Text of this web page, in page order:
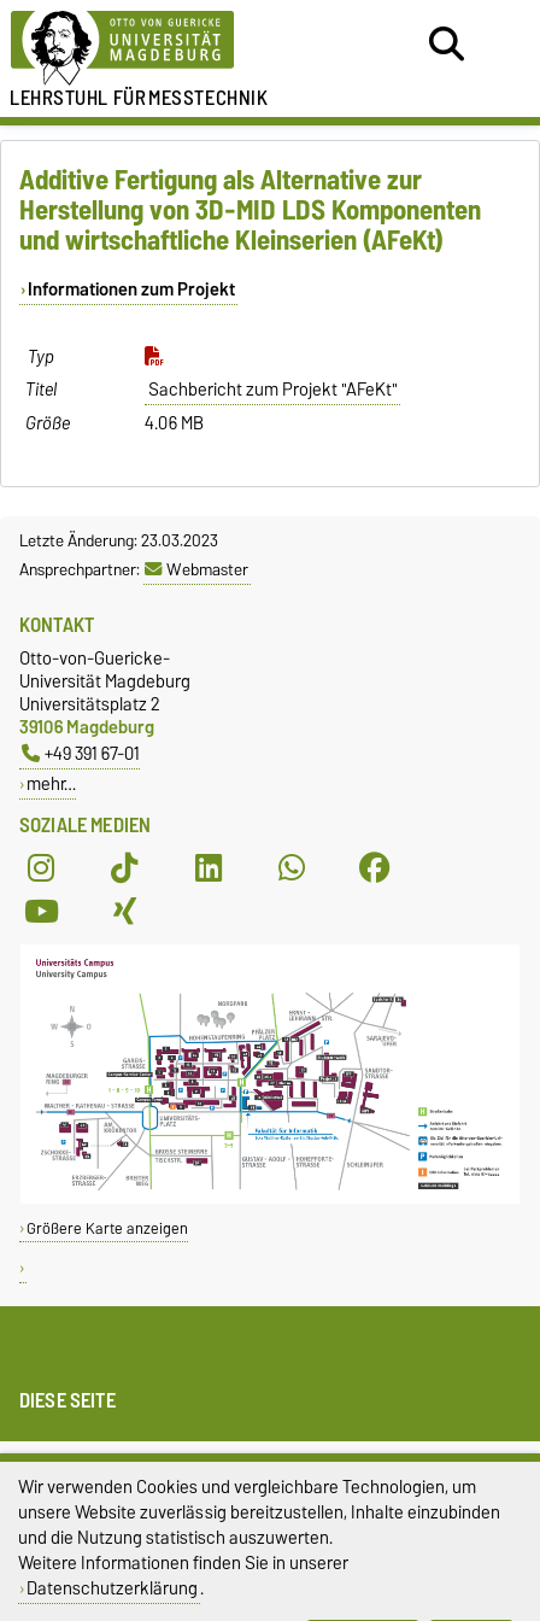
LEHRSTUHL FÜRMESSTECHNIK
Additive Fertigung als Alternative zur
Herstellung von 3D-MID LDS Komponenten
und wirtschaftliche Kleinserien (AFeKt)
Informationen zum Projekt
Sachbericht zum Projekt "AFeKt"
4.06 MB
Letzte Änderung: 23.03.2023
Ansprechpartner:
Webmaster
SOZIALE MEDIEN
KONTAKT
Otto-von-Guericke-
Universität Magdeburg
Universitätsplatz 2
39106 Magdeburg
+49 391 67-01
mehr…
Größere Karte anzeigen
DIESE SEITE
Impressum
Datenschutz
Barrierefreiheit
Cookie-Einstellungen
Wir verwenden Cookies und vergleichbare Technologien, um
unsere Website zuverlässig bereitzustellen, Inhalte einzubinden
und die Nutzung statistisch auszuwerten.
Weitere Informationen finden Sie in unserer
Datenschutzerklärung.